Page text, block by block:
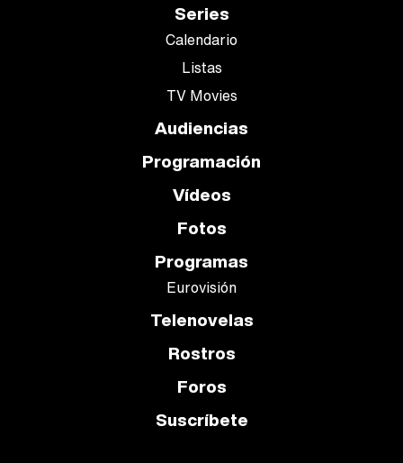
Series
Calendario
Listas
TV Movies
Audiencias
Programación
Vídeos
Fotos
Programas
Eurovisión
Telenovelas
Rostros
Foros
Suscríbete